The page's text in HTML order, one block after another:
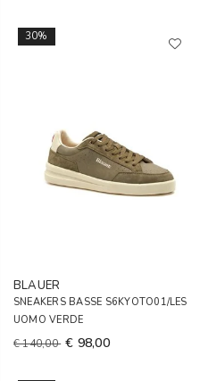
30%
BLAUER
SNEAKERS BASSE S6KYOTO01/LES
UOMO VERDE
€ 140,00 € 98,00